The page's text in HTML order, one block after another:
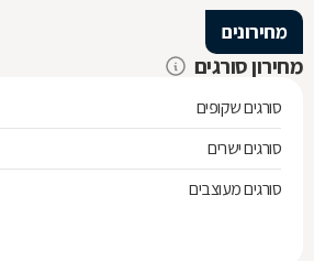
מחירונים
מחירון סורגים
סורגים שקופים
סורגים ישרים
סורגים מעוצבים